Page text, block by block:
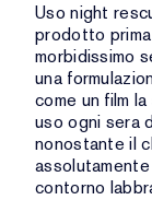
Uso night
prodotto
morbidissimo
una
come un film
uso ogni sera
nonostante il
contorno